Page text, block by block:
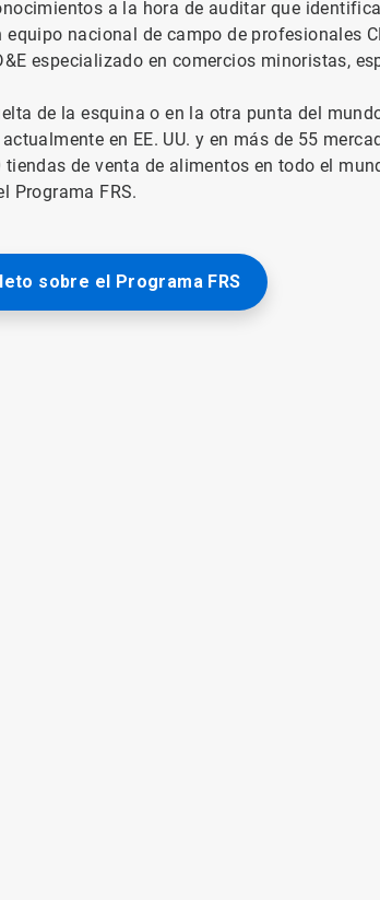
a la hora de auditar que
equipo nacional de campo de profesionales
especializado en comercios minoristas,
de la esquina o en la otra punta del
en EE. UU. y en más de 55
tiendas de venta de alimentos en todo el
Programa FRS.
sobre el Programa FRS